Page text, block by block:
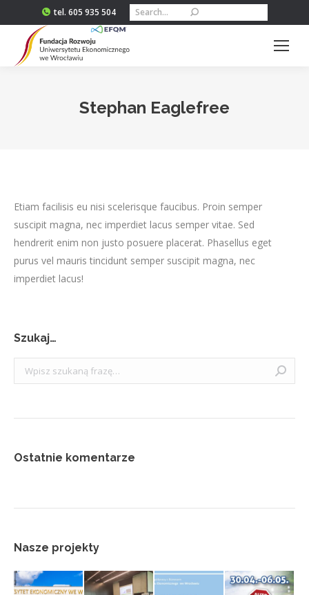
tel. 605 935 504 Szukaj:
Stephan Eaglefree
Etiam facilisis eu nisi scelerisque faucibus. Proin semper
suscipit magna, nec imperdiet lacus semper vitae. Sed
hendrerit enim non justo posuere placerat. Phasellus eget
purus vel mauris tincidunt semper suscipit magna, nec
imperdiet lacus!
Szukaj…
Szukaj:
Ostatnie komentarze
Nasze projekty